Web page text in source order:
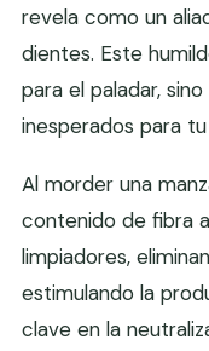
revela como un
dientes. Este
para el paladar,
inesperados para
Al morder una
contenido de fibra
limpiadores,
estimulando la
clave en la